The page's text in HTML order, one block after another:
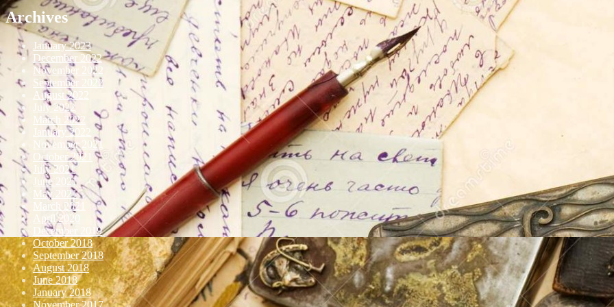
Archives
January 2023
December 2022
November 2022
September 2022
August 2022
July 2022
March 2022
January 2022
November 2021
October 2021
July 2021
June 2021
May 2021
March 2021
April 2020
December 2019
October 2018
September 2018
August 2018
June 2018
January 2018